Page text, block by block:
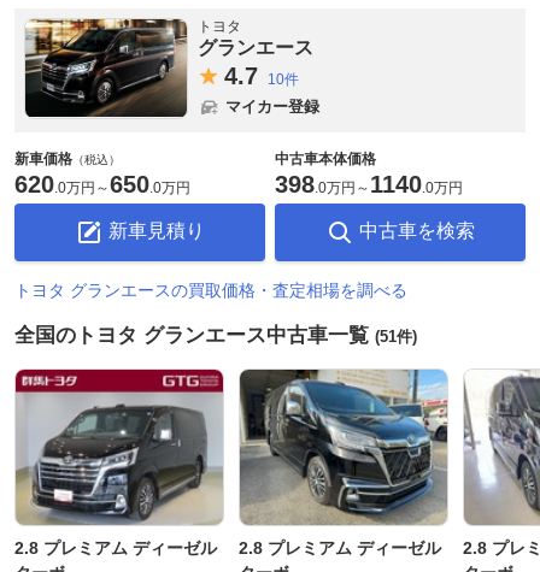
トヨタ
グランエース
4.7 10件
マイカー登録
新車価格 （税込）
620.0万円 ～650.0万円
新車見積り
中古車本体価格
398.0万円 ～ 1140.0万円
中古車を検索
トヨタ グランエースの買取価格・査定相場を調べる
全国のトヨタ グランエース中古車一覧 (51件)
2.8 プレミアム ディーゼル
2.8 プレミアム ディーゼル
2.8 プレ